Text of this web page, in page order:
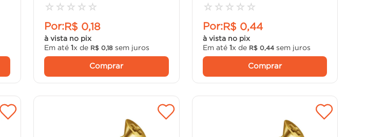
☆ ☆ ☆ ☆ ☆
Por:R$ 0,18
à vista no pix
Em até1x de R$ 0,18 sem juros
Comprar
☆ ☆ ☆ ☆ ☆
Por:R$ 0,44
à vista no pix
Em até 1x de R$ 0, 44sem juros
Comprar